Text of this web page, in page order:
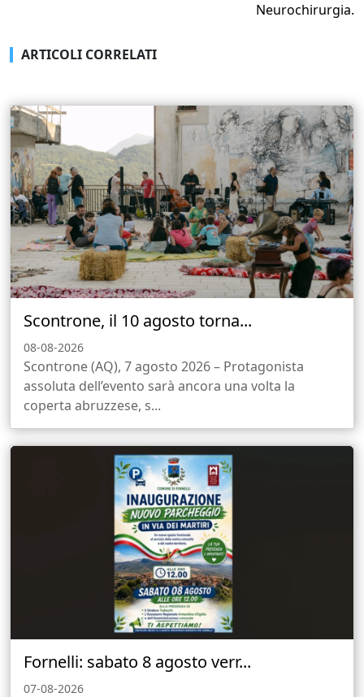
Neurochirurgia.
ARTICOLI CORRELATI
Scontrone, il 10 agosto torna...
08-08-2026
Scontrone (AQ), 7 agosto 2026 – Protagonista
assoluta dell’evento sarà ancora una volta la
coperta abruzzese, s...
Fornelli: sabato 8 agosto verr...
07-08-2026